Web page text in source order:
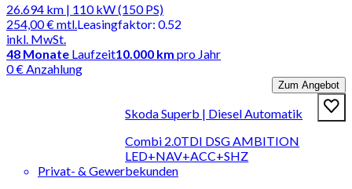
26.694 km | 110 kW (150 PS)
254,00 €mtl.
inkl. MwSt.
Leasingfaktor: 0.52
48 Monate Laufzeit10.000 km pro Jahr
0 € Anzahlung
Zum Angebot
Skoda Superb | Diesel Automatik
Combi 2.0TDI DSG AMBITION
LED+NAV+ACC+SHZ
Privat- & Gewerbekunden